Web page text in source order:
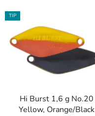
TIP
Hi Burst 1,6 g No.20
Yellow, Orange/Black